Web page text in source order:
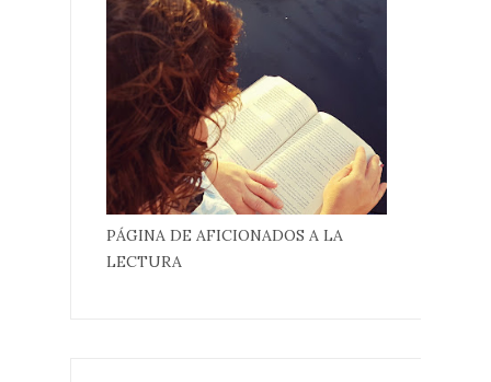
PÁGINA DE AFICIONADOS A LA
LECTURA